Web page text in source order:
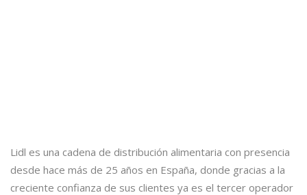
Lidl es una cadena de distribución alimentaria con presencia
desde hace más de 25 años en España, donde gracias a la
creciente confianza de sus clientes ya es el tercer operador